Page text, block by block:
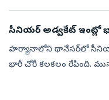
సీనియర్ అడ్వకేట్ ఇంట్లో
హర్యానాలోని థానేసర్‌లో
భారీ చోరీ కలకలం రేపింది.